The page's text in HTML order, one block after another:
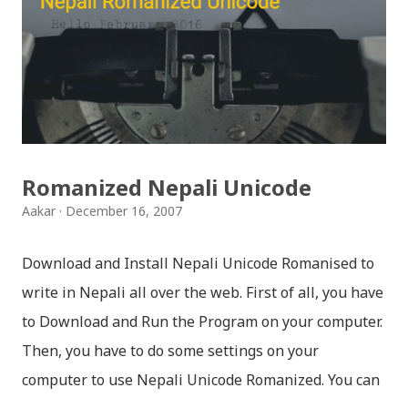
Download SLC Result 2066/2067 (2009-2010) :
REGULAR: EXEMPTED: Distinction --------------- First
division First division Second Division Second
Division Third Division Third Division Withheld
Withheld ...
Romanized Nepali Unicode
Aakar December 16, 2007
Download and Install Nepali Unicode Romanised to
write in Nepali all over the web. First of all, you have
to Download and Run the Program on your computer.
Then, you have to do some settings on your
computer to use Nepali Unicode Romanized. You can